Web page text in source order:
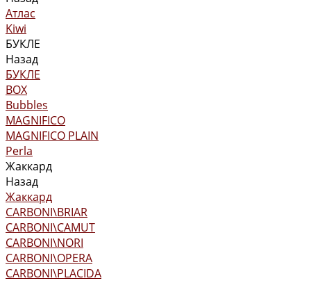
Атлас
Kiwi
БУКЛЕ
Назад
БУКЛЕ
BOX
Bubbles
MAGNIFICO
MAGNIFICO PLAIN
Perla
Жаккард
Назад
Жаккард
CARBONI\BRIAR
CARBONI\CAMUT
CARBONI\NORI
CARBONI\OPERA
CARBONI\PLACIDA